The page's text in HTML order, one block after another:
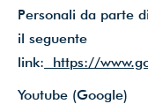
Personali da parte
il seguente
link: https://
Youtube (Google)